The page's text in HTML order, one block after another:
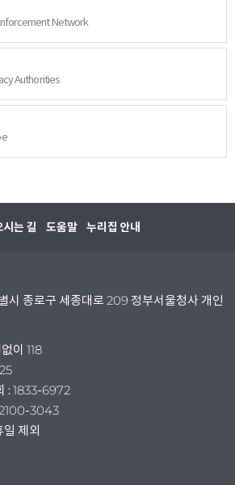
Network
Authorities
는 길 도움말 누리집 안내
시 종로구 세종대로 209 정부서울청사 개인
이 118
: 1833-6972
3043
제외